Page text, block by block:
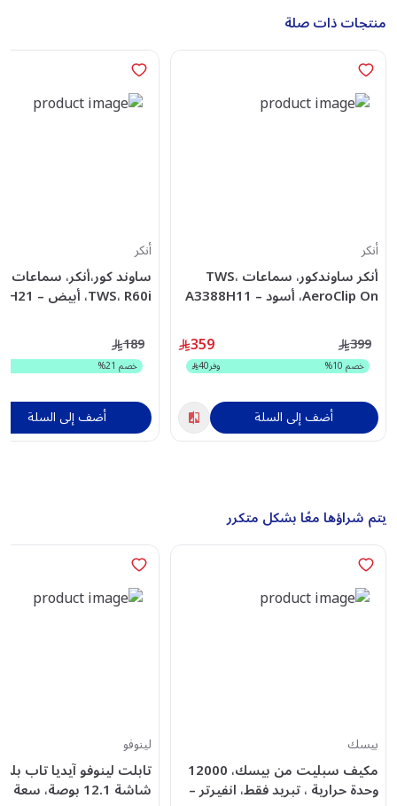
منتجات ذات صلة
أنكر
أنكر ساوندكور، سماعات TWS،
AeroClip On، أسود – A3388H11
359 399
خصم10
% وفر40
أضف إلى السلة
أنكر
ساوند كور،أنكر، سماعات
TWS، R60i، أبيض – D1202H21
189
خصم 21
%
أضف إلى السلة
يتم شراؤها معًا بشكل متكرر
بيسك
مكيف سبليت من بيسك، 12000
وحدة حرارية ، تبريد فقط، انفيرتر –
لينوفو
تابلت لينوفو آيديا تاب